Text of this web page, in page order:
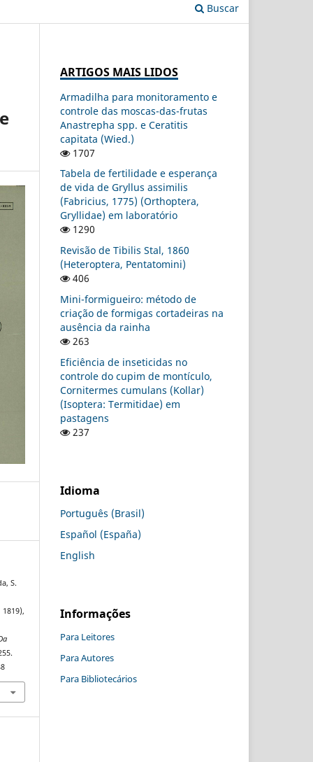
Buscar
S.
ARTIGOS MAIS LIDOS
Armadilha para monitoramento e
controle das moscas-das-frutas
Anastrepha spp. e Ceratitis
capitata (Wied.)
1707
Tabela de fertilidade e esperança
de vida de Gryllus assimilis
(Fabricius, 1775) (Orthoptera,
Gryllidae) em laboratório
1290
Revisão de Tibilis Stal, 1860
(Heteroptera, Pentatomini)
406
Mini-formigueiro: método de
criação de formigas cortadeiras na
ausência da rainha
263
Eficiência de inseticidas no
controle do cupim de montículo,
Cornitermes cumulans (Kollar)
(Isoptera: Termitidae) em
pastagens
237
Idioma
Português (Brasil)
Español (España)
English
Informações
Para Leitores
Para Autores
Para Bibliotecários